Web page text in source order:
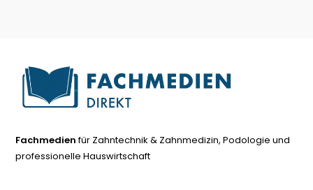
Fachmedienfür Zahntechnik & Zahnmedizin, Podologie und
professionelle Hauswirtschaft